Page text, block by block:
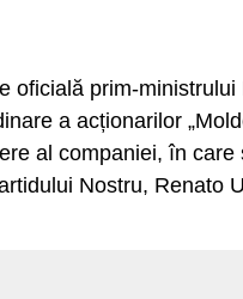
oficială prim-ministrului
a acționarilor
al companiei, în care
Nostru, Renato